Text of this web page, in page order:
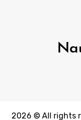
2026 © All rights